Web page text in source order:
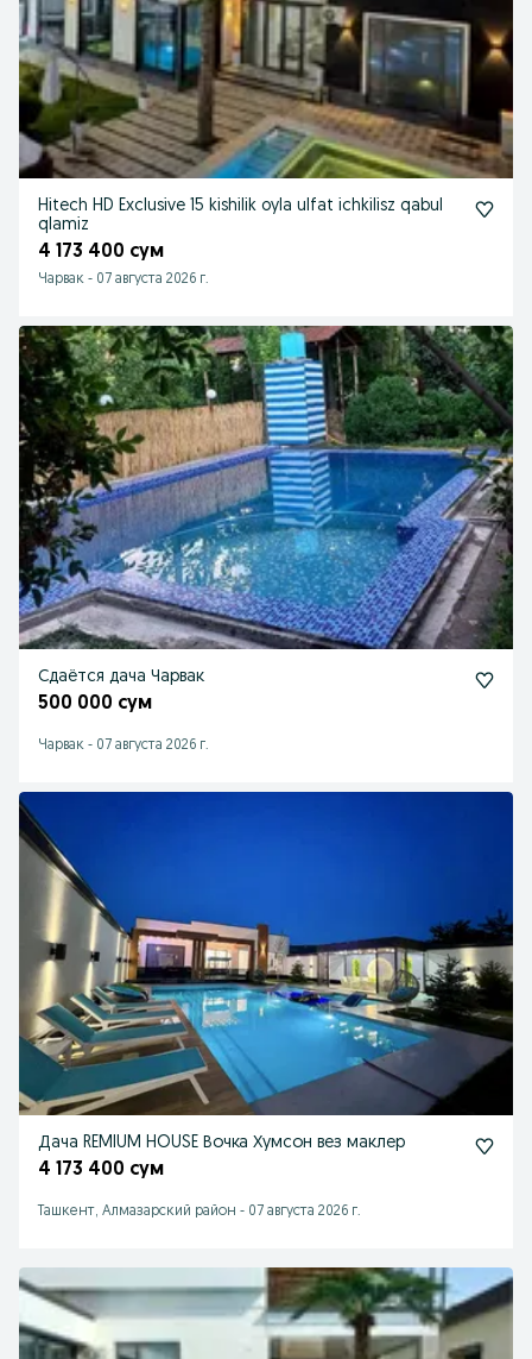
Hitech HD Exclusive 15 kishilik oyla ulfat ichkilisz qabul
qlamiz
4 173 400 сум
Чарвак - 07 августа 2026 г.
Сдаётся дача Чарвак
500 000 сум
Чарвак - 07 августа 2026 г.
Дача REMIUM HOUSE Вочка Хумсон вез маклер
4 173 400 сум
Ташкент, Алмазарский район - 07 августа 2026 г.